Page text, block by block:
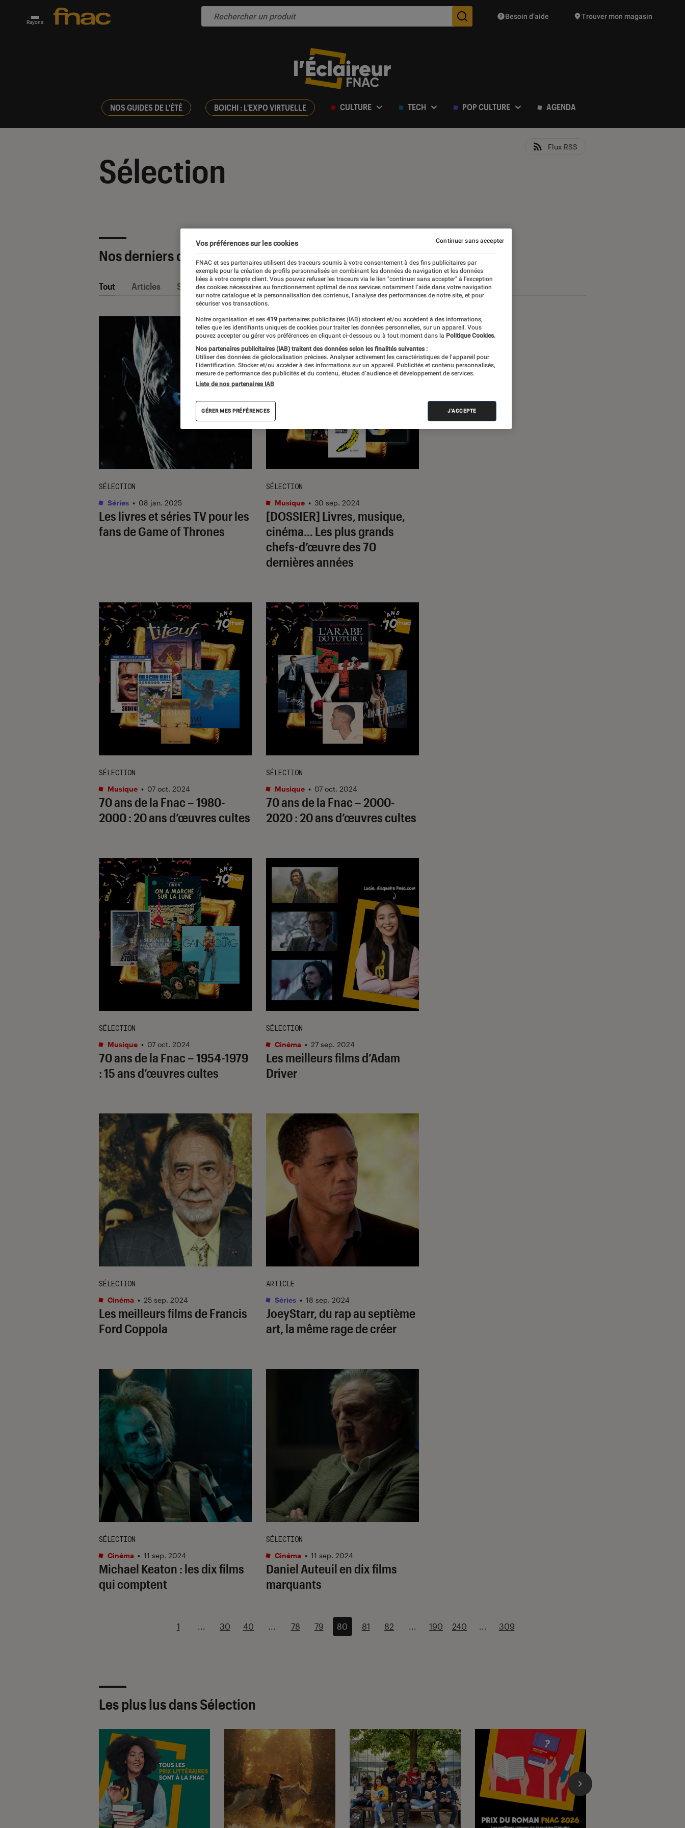
Rayons Des suggestions de produits vont vous être proposées
Besoin d’aide Trouver mon magasin
NOS GUIDES DE L'ÉTÉ BOICHI : L'EXPO VIRTUELLE CULTURE TECH POP CULTURE AGENDA
Sélection
Flux RSS
Nos derniers contenus
Tout Articles Sélections et guides
Les livres et séries TV pour les
fans de Game of Thrones
SÉLECTION
Séries • 08 jan. 2025
[DOSSIER] Livres, musique,
cinéma… Les plus grands
chefs-d’œuvre des 70
dernières années
SÉLECTION
Musique • 30 sep. 2024
70 ans de la Fnac – 1980-
2000 : 20 ans d’œuvres cultes
SÉLECTION
Musique • 07 oct. 2024
70 ans de la Fnac – 2000-
2020 : 20 ans d’œuvres cultes
SÉLECTION
Musique • 07 oct. 2024
70 ans de la Fnac – 1954-1979
: 15 ans d’œuvres cultes
SÉLECTION
Musique • 07 oct. 2024
Les meilleurs films d’Adam
Driver
SÉLECTION
Cinéma • 27 sep. 2024
Les meilleurs films de Francis
Ford Coppola
SÉLECTION
Cinéma • 25 sep. 2024
JoeyStarr, du rap au septième
art, la même rage de créer
ARTICLE
Séries • 18 sep. 2024
Michael Keaton : les dix films
qui comptent
SÉLECTION
Cinéma • 11 sep. 2024
Daniel Auteuil en dix films
marquants
SÉLECTION
Cinéma • 11 sep. 2024
1 ... 30 40 ... 78 79 80 81 82 ... 190 240 ... 309
Les plus lus dans Sélection
Vos préférences sur les cookies
FNAC et ses partenaires utilisent des traceurs soumis à votre consentement à des fins publicitaires par
exemple pour la création de profils personnalisés en combinant les données de navigation et les données
liées à votre compte client. Vous pouvez refuser les traceurs via le lien "continuer sans accepter" à l’exception
des cookies nécessaires au fonctionnement optimal de nos services notamment l’aide dans votre navigation
sur notre catalogue et la personnalisation des contenus, l’analyse des performances de notre site, et pour
sécuriser vos transactions.
Notre organisation et ses 419 partenaires publicitaires (IAB) stockent et/ou accèdent à des informations,
telles que les identifiants uniques de cookies pour traiter les données personnelles, sur un appareil. Vous
pouvez accepter ou gérer vos préférences en cliquant ci-dessous ou à tout moment dans la Politique Cookies.
Nos partenaires publicitaires (IAB) traitent des données selon les finalités suivantes :
Utiliser des données de géolocalisation précises. Analyser activement les caractéristiques de l’appareil pour
l’identification. Stocker et/ou accéder à des informations sur un appareil. Publicités et contenu personnalisés,
mesure de performance des publicités et du contenu, études d’audience et développement de services.
Liste de nos partenaires IAB
GÉRER MES PRÉFÉRENCES J'ACCEPTE
Continuer sans accepter